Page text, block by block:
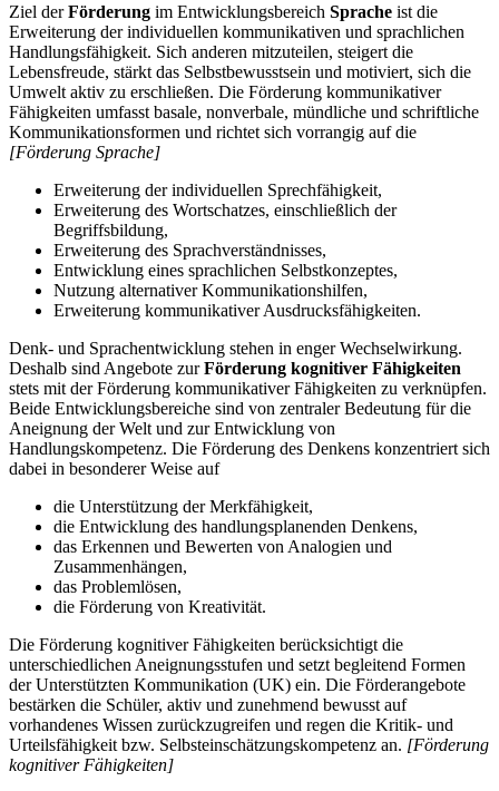
Ziel derFörderung im Entwicklungsbereich Sprache ist die
Erweiterung der individuellen kommunikativen und sprachlichen
Handlungsfähigkeit. Sich anderen mitzuteilen, steigert die
Lebensfreude, stärkt das Selbstbewusstsein und motiviert, sich die
Umwelt aktiv zu erschließen. Die Förderung kommunikativer
Fähigkeiten umfasst basale, nonverbale, mündliche und schriftliche
Kommunikationsformen und richtet sich vorrangig auf die
[Förderung Sprache]
Erweiterung der individuellen Sprechfähigkeit,
Erweiterung des Wortschatzes, einschließlich der
Begriffsbildung,
Erweiterung des Sprachverständnisses,
Entwicklung eines sprachlichen Selbstkonzeptes,
Nutzung alternativer Kommunikationshilfen,
Erweiterung kommunikativer Ausdrucksfähigkeiten.
Denk- und Sprachentwicklung stehen in enger Wechselwirkung.
Deshalb sind Angebote zurFörderung kognitiver Fähigkeiten
stets mit der Förderung kommunikativer Fähigkeiten zu verknüpfen.
Beide Entwicklungsbereiche sind von zentraler Bedeutung für die
Aneignung der Welt und zur Entwicklung von
Handlungskompetenz. Die Förderung des Denkens konzentriert sich
dabei in besonderer Weise auf
die Unterstützung der Merkfähigkeit,
die Entwicklung des handlungsplanenden Denkens,
das Erkennen und Bewerten von Analogien und
Zusammenhängen,
das Problemlösen,
die Förderung von Kreativität.
Die Förderung kognitiver Fähigkeiten berücksichtigt die
unterschiedlichen Aneignungsstufen und setzt begleitend Formen
der Unterstützten Kommunikation (UK) ein. Die Förderangebote
bestärken die Schüler, aktiv und zunehmend bewusst auf
vorhandenes Wissen zurückzugreifen und regen die Kritik- und
Urteilsfähigkeit bzw. Selbsteinschätzungskompetenz an. [Förderung
kognitiver Fähigkeiten]